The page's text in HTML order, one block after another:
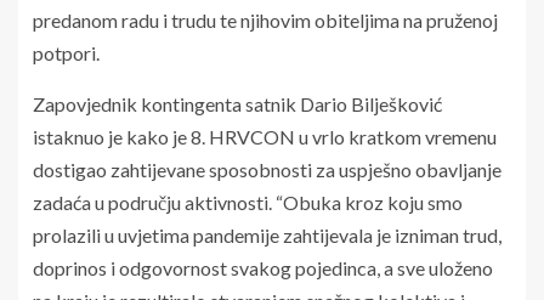
predanom radu i trudu te njihovim obiteljima na pruženoj
potpori.
Zapovjednik kontingenta satnik Dario Bilješković
istaknuo je kako je 8. HRVCON u vrlo kratkom vremenu
dostigao zahtijevane sposobnosti za uspješno obavljanje
zadaća u području aktivnosti. “Obuka kroz koju smo
prolazili u uvjetima pandemije zahtijevala je izniman trud,
doprinos i odgovornost svakog pojedinca, a sve uloženo